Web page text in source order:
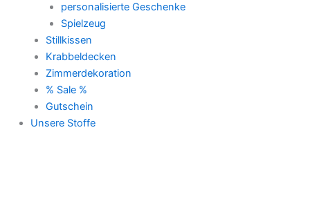
personalisierte Geschenke
Spielzeug
Stillkissen
Krabbeldecken
Zimmerdekoration
% Sale %
Gutschein
Unsere Stoffe